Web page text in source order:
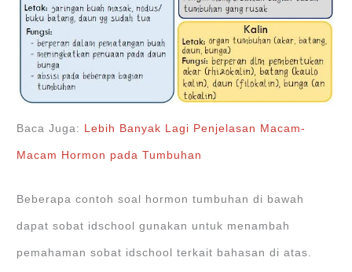
Baca Juga: Lebih Banyak Lagi Penjelasan Macam-
Macam Hormon pada Tumbuhan
Beberapa contoh soal hormon tumbuhan di bawah
dapat sobat idschool gunakan untuk menambah
pemahaman sobat idschool terkait bahasan di atas.